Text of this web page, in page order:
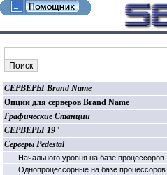
СЕРВЕРЫ Brand Name
Опции для серверов Brand Name
Графические Станции
СЕРВЕРЫ 19"
Серверы Pedestal
Начального уровня на базе процессоров
Однопроцессорные на базе процессоров